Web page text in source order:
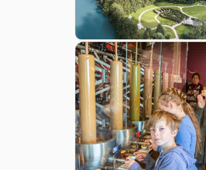
Zur Detailseite von Zotter